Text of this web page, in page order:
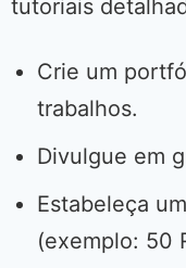
tutoriais
Crie um
trabalhos.
Divulgue em
Estabeleça
(exemplo: 50